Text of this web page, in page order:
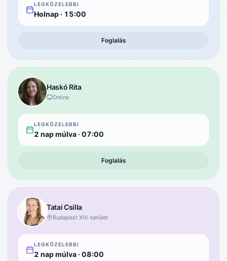
LEGKÖZELEBBI
Holnap · 15:00
Foglalás
Haskó Rita
Online
LEGKÖZELEBBI
2 nap múlva ·07:00
Foglalás
TataiCsilla
Budapest XIV. kerület
LEGKÖZELEBBI
2 nap múlva ·08:00